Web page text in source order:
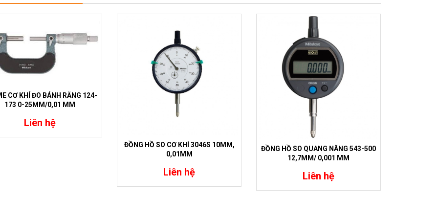
CƠ KHÍ ĐO BÁNH RĂNG 124-
173 0-25MM/0,01 MM
Liên hệ
ĐỒNG HỒ SO CƠ KHÍ 3046S 10MM,
0,01MM
Liên hệ
ĐỒNG HỒ SO QUANG NĂNG 543-500
12,7MM/ 0,001 MM
Liên hệ